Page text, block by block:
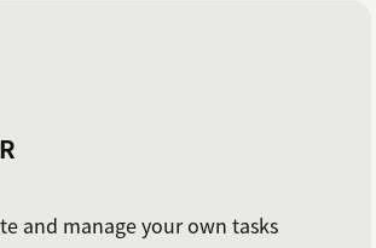
and manage your own tasks